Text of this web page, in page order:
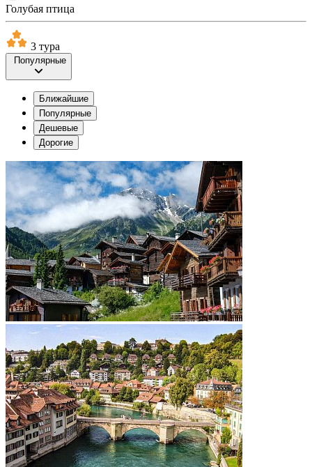
Голубая птица
3 тура
Популярные
Ближайшие
Популярные
Дешевые
Дорогие